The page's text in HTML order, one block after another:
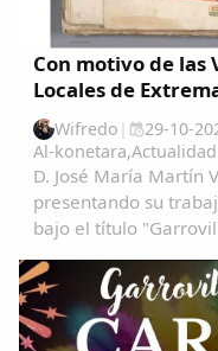
Con motivo de las
Locales de
Wifredo | 29-10-
Al-konetara,
D. José María Martín
presentando su
bajo el título
aproximación cartográfica"